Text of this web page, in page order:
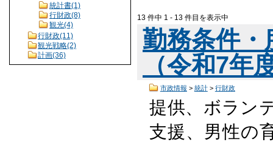
統計書(1)
行財政(8)
観光(4)
行財政(11)
観光戦略(2)
計画(36)
13 件中 1 - 13 件目を表示中
勤務条件
（令和7
市政情報 > 統計> 行財政
提供、ボラン
支援、男性の